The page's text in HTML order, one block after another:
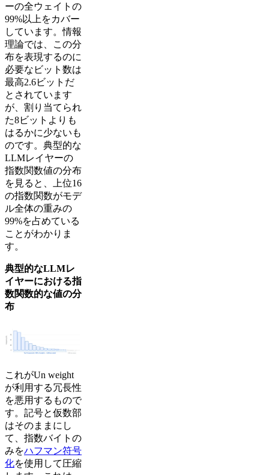
ーの全ウェイトの
99%以上をカバー
しています。情報
理論では、この分
布を表現するのに
必要なビット数は
最高2.6ビットだ
とされています
が、割り当てられ
た8ビットよりも
はるかに少ないも
のです。典型的な
LLMレイヤーの
指数関数値の分布
を見ると、上位16
の指数関数がモデ
ル全体の重みの
99%を占めている
ことがわかりま
す。
典型的なLLMレ
イヤーにおける指
数関数的な値の分
布
これがUn weight
が利用する冗長性
を悪用するもので
す。記号と仮数部
はそのままにし
て、指数バイトの
みをハフマン符号
化を使用して圧縮